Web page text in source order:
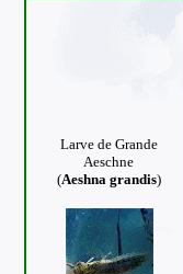
Larve de Grande
Aeschne
(Aeshna grandis)